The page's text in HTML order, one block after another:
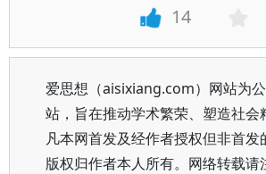
14
爱思想（aisixiang.com）网站为
站，旨在推动学术繁荣、塑造社会
凡本网首发及经作者授权但非首发
版权归作者本人所有。网络转载请